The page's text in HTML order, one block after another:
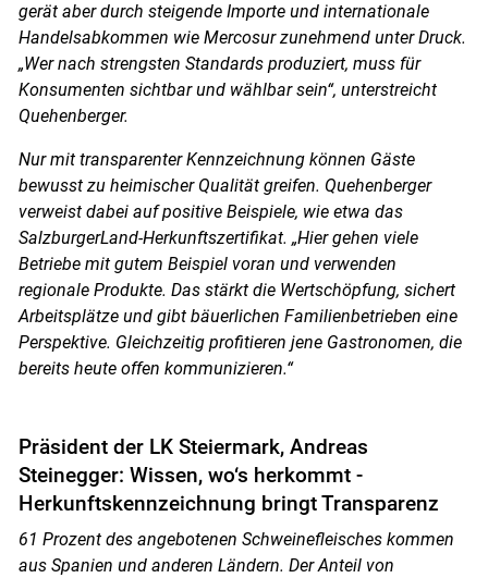
gerät aber durch steigende Importe und internationale
Handelsabkommen wie Mercosur zunehmend unter Druck.
„Wer nach strengsten Standards produziert, muss für
Konsumenten sichtbar und wählbar sein“, unterstreicht
Quehenberger.
Nur mit transparenter Kennzeichnung können Gäste
bewusst zu heimischer Qualität greifen. Quehenberger
verweist dabei auf positive Beispiele, wie etwa das
SalzburgerLand-Herkunftszertifikat. „Hier gehen viele
Betriebe mit gutem Beispiel voran und verwenden
regionale Produkte. Das stärkt die Wertschöpfung, sichert
Arbeitsplätze und gibt bäuerlichen Familienbetrieben eine
Perspektive. Gleichzeitig profitieren jene Gastronomen, die
bereits heute offen kommunizieren.“
Präsident der LK Steiermark, Andreas
Steinegger: Wissen, wo‘s herkommt -
Herkunftskennzeichnung bringt Transparenz
61 Prozent des angebotenen Schweinefleisches kommen
aus Spanien und anderen Ländern. Der Anteil von